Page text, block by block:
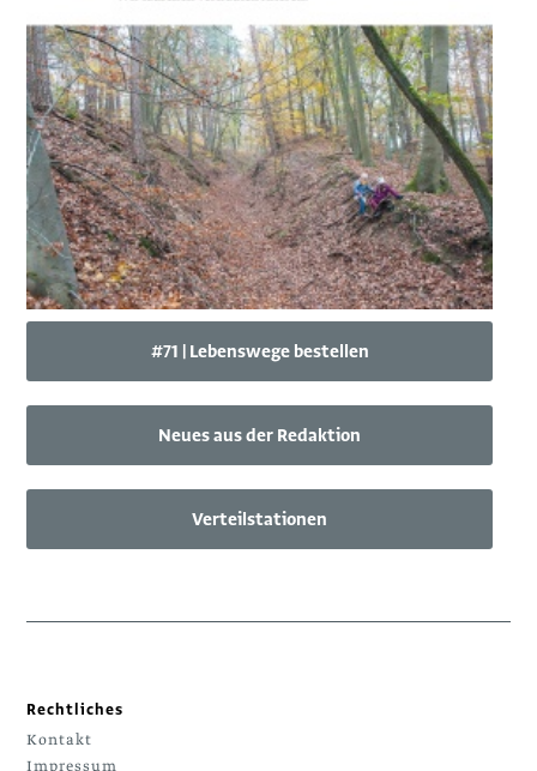
#71 | Lebenswege bestellen
Neues aus der Redaktion
Verteilstationen
Rechtliches
Kontakt
Impressum